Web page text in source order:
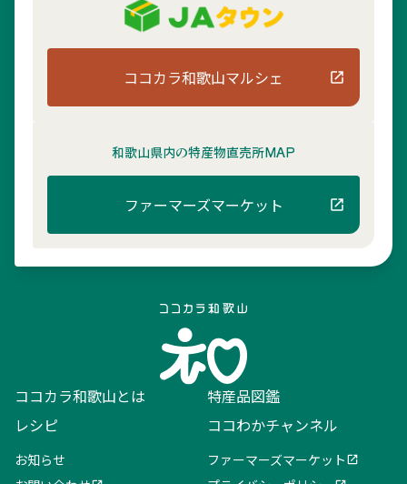
ココカラ和歌山マルシェ
和歌山県内の特産物直売所MAP
ファーマーズマーケット
ココカラ和歌山とは
特産品図鑑
レシピ
ココわかチャンネル
お知らせ
ファーマーズマーケット